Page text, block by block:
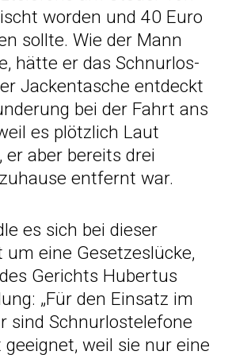
worden und 40 Euro
sollte. Wie der Mann
hätte er das Schnurlos-
Jackentasche entdeckt
bei der Fahrt ans
es plötzlich Laut
er aber bereits drei
entfernt war.
es sich bei dieser
um eine Gesetzeslücke,
Gerichts Hubertus
„Für den Einsatz im
sind Schnurlostelefone
weil sie nur eine